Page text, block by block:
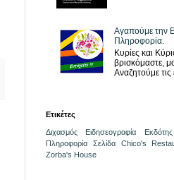
Αγαπούμε την
Πληροφορία.
Κυρίες και
βρισκόμαστε,
Αναζητούμε τις
Ετικέτες
Διχασμός Ειδησεογραφία Εκδότης
Πληροφορία
Σελίδα Chico's
Zorba's House